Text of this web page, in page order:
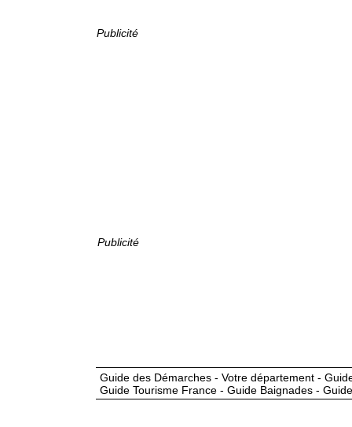
Publicité
Publicité
Guide des Démarches - Votre département -
Guide Tourisme France - Guide Baignades -